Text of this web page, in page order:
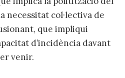
necessitat col·lectiva de
que impliqui
d’incidència davant
venir.